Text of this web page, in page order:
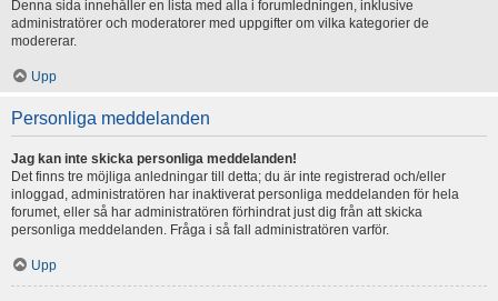
Denna sida innehåller en lista med alla i forumledningen, inklusive
administratörer och moderatorer med uppgifter om vilka kategorier de
modererar.
Upp
Personliga meddelanden
Jag kan inte skicka personliga meddelanden!
Det finns tre möjliga anledningar till detta; du är inte registrerad och/eller
inloggad, administratören har inaktiverat personliga meddelanden för hela
forumet, eller så har administratören förhindrat just dig från att skicka
personliga meddelanden. Fråga i så fall administratören varför.
Upp